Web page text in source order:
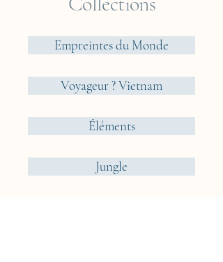
Empreintes du Monde
Voyageur ? Vietnam
Éléments
Jungle